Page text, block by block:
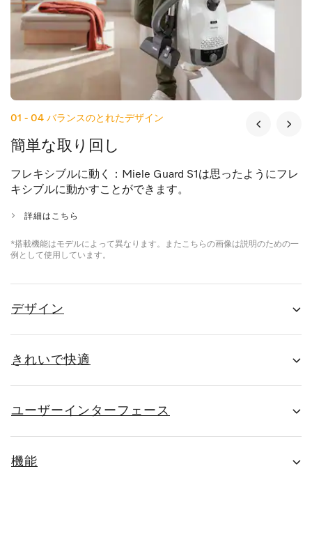
01 - 04 バランスのとれたデザイン
簡単な取り回し
フレキシブルに動く：Miele Guard S1は思ったようにフレ
キシブルに動かすことができます。
詳細はこちら
*搭載機能はモデルによって異なります。またこちらの画像は説明のための一
例として使用しています。
デザイン
きれいで快適
ユーザーインターフェース
機能